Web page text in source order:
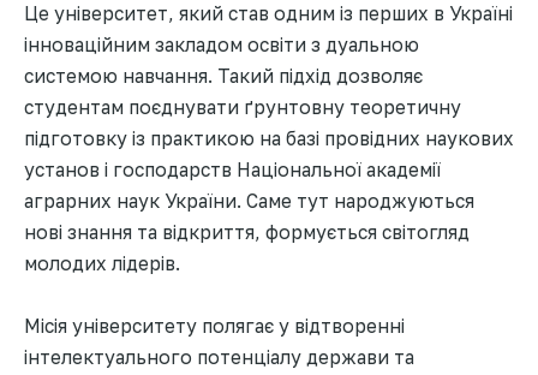
Це університет, який став одним із перших в Україні
інноваційним закладом освіти з дуальною
системою навчання. Такий підхід дозволяє
студентам поєднувати ґрунтовну теоретичну
підготовку із практикою на базі провідних наукових
установ і господарств Національної академії
аграрних наук України. Саме тут народжуються
нові знання та відкриття, формується світогляд
молодих лідерів.
Місія університету полягає у відтворенні
інтелектуального потенціалу держави та